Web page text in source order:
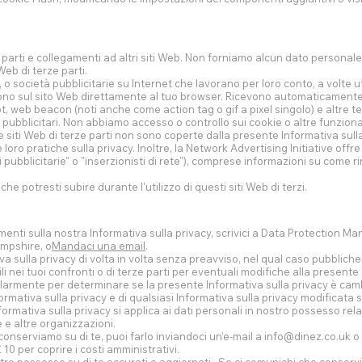
e collegamenti ad altri siti Web. Non forniamo alcun dato
di terze parti.
società pubblicitarie su Internet che lavorano per loro conto, a volte
sul sito Web direttamente al tuo browser. Ricevono
web beacon (noti anche come action tag o gif a pixel singolo) e altre
Non abbiamo accesso o controllo sui cookie o altre
Web di terze parti non sono coperte dalla presente Informativa
pratiche sulla privacy. Inoltre, la Network Advertising Initiative
o "inserzionisti di rete"), comprese informazioni su come
potresti subire durante l'utilizzo di questi siti Web di terzi.
sulla nostra Informativa sulla privacy, scrivici a Data Protection
oMandaci una email.
sulla privacy di volta in volta senza preavviso, nel qual caso
nei tuoi confronti o di terze parti per eventuali modifiche alla
per determinare se la presente Informativa sulla privacy è
sulla privacy e di qualsiasi Informativa sulla privacy modificata
sulla privacy si applica ai dati personali in nostro possesso
e altre organizzazioni.
su di te, puoi farlo inviandoci un'e-mail a info@dinez.co.uk
per coprire i costi amministrativi.